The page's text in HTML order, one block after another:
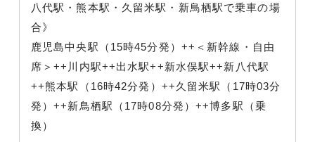
八代駅・熊本駅・久留米駅・新鳥栖駅で乗車の場
合》
鹿児島中央駅（15時45分発）++＜新幹線・自由
席＞++川内駅++出水駅++新水俣駅++新八代駅
++熊本駅（16時42分発）++久留米駅（17時03分
発）++新鳥栖駅（17時08分発）++博多駅（乗
換）